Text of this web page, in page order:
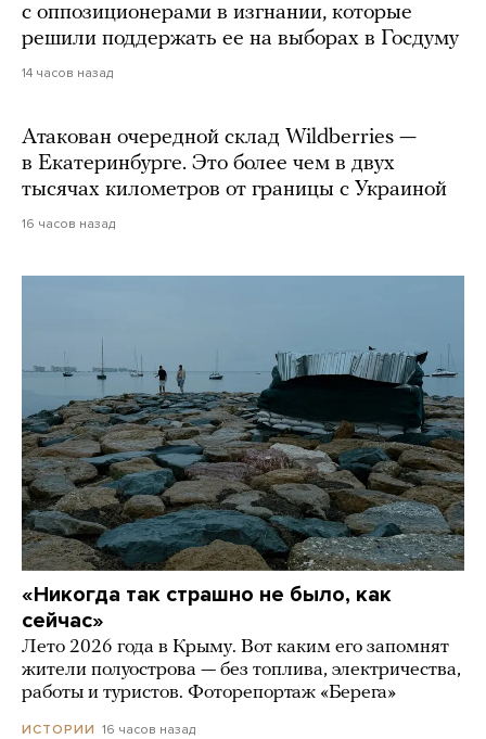
с оппозиционерами в изгнании, которые
решили поддержать ее на выборах в Госдуму
14 часов назад
Атакован очередной склад Wildberries —
в Екатеринбурге. Это более чем в двух
тысячах километров от границы с Украиной
16 часов назад
«Никогда так страшно не было, как
сейчас»
Лето 2026 года в Крыму. Вот каким его запомнят
жители полуострова — без топлива, электричества,
работы и туристов. Фоторепортаж «Берега»
ИСТОРИИ 16 часов назад